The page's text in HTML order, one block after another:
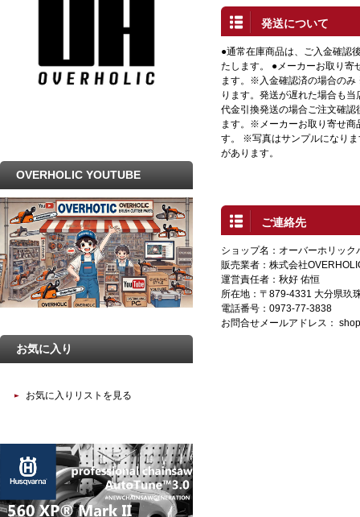
発送について
●通常在庫商品は、ご入金確認
たします。 ●メーカーお取り寄
ます。※入金確認済の場合の
ります。発送が遅れた場合も
代金引換発送の場合ご注文確
ます。※メーカーお取り寄せ商
す。 ※写真はサンプルになり
があります。
ご連絡先
ショップ名：オーバーホリック
販売業者：株式会社
運営責任者：秋好 佑恒
所在地：〒879-4331 大分県玖
電話番号：0973-77-3838
お問合せメールアドレス：
OVERHOLIC YOUTUBE
お気に入り
お気に入りリストを見る